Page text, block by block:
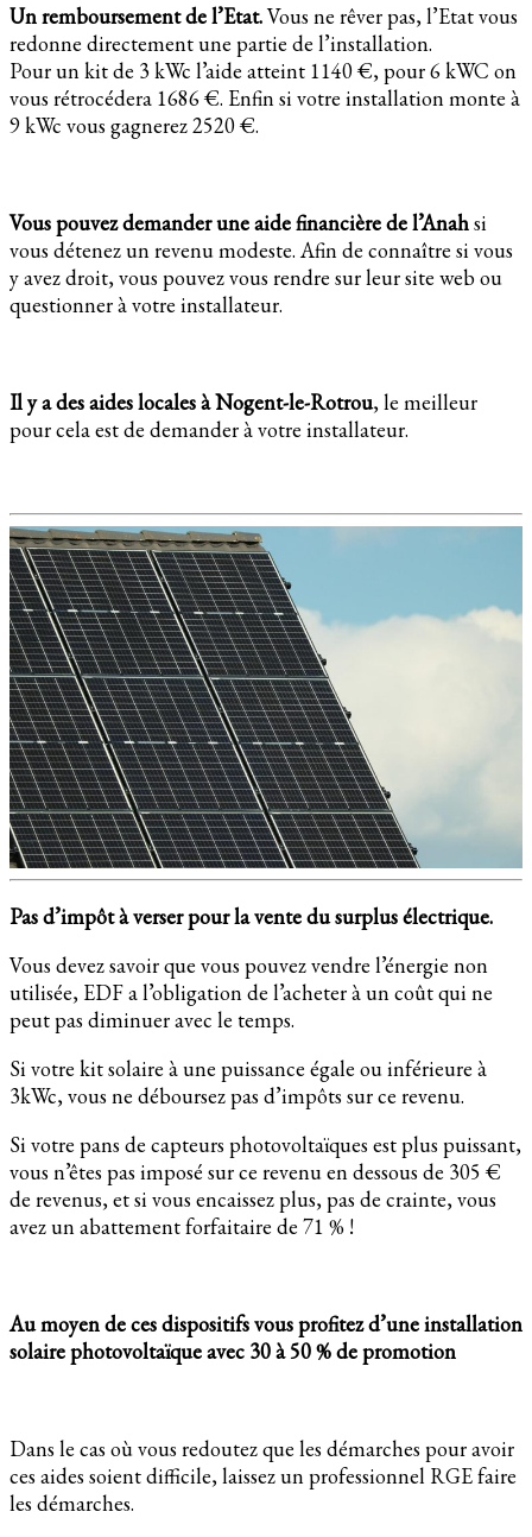
Un remboursement de l’Etat.Vous ne rêver pas, l’Etat vous
redonne directement une partie de l’installation.
Pour un kit de 3 kWc l’aide atteint 1140 €, pour 6 kWC on
vous rétrocédera 1686 €. Enfin si votre installation monte à
9 kWc vous gagnerez 2520 €.
Vous pouvez demander une aide financière de l’Anahsi
vous détenez un revenu modeste. Afin de connaître si vous
y avez droit, vous pouvez vous rendre sur leur site web ou
questionner à votre installateur.
Il y a des aides locales à Nogent-le-Rotrou, le meilleur
pour cela est de demander à votre installateur.
Pas d’impôt à verser pour la vente du surplus électrique.
Vous devez savoir que vous pouvez vendre l’énergie non
utilisée, EDF a l’obligation de l’acheter à un coût qui ne
peut pas diminuer avec le temps.
Si votre kit solaire à une puissance égale ou inférieure à
3kWc, vous ne déboursez pas d’impôts sur ce revenu.
Si votre pans de capteurs photovoltaïques est plus puissant,
vous n’êtes pas imposé sur ce revenu en dessous de 305 €
de revenus, et si vous encaissez plus, pas de crainte, vous
avez un abattement forfaitaire de 71 % !
Au moyen de ces dispositifs vous profitez d’une installation
solaire photovoltaïque avec 30 à 50 % de promotion
Dans le cas où vous redoutez que les démarches pour avoir
ces aides soient difficile, laissez un professionnel RGE faire
les démarches.